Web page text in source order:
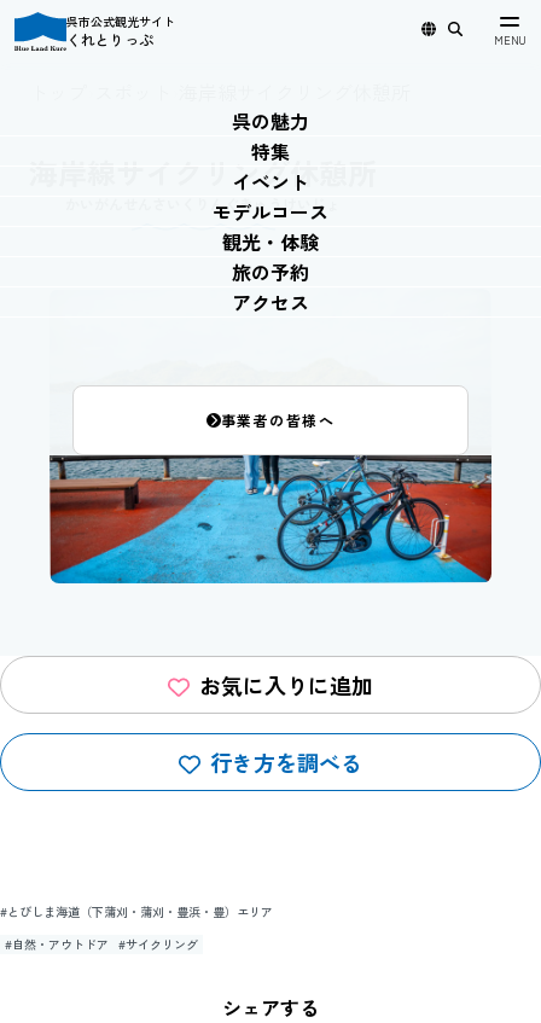
呉市公式観光サイト
くれとりっぷ
呉の魅力
特集
イベント
モデルコース
観光・体験
旅の予約
アクセス
事業者の皆様へ
海岸線サイクリング休憩所
かいがんせんさいくりんぐきゅうけいじょ
お気に入りに追加
行き方を調べる
#とびしま海道（下蒲刈・蒲刈・豊浜・豊）エリア
#自然・アウトドア #サイクリング
シェアする